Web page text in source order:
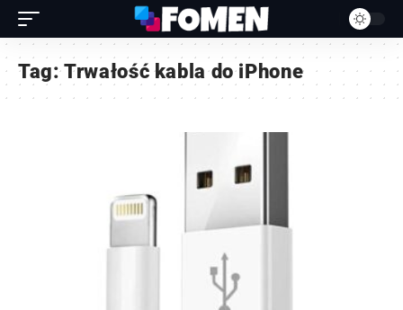
Tag:Trwałość kabla do iPhone